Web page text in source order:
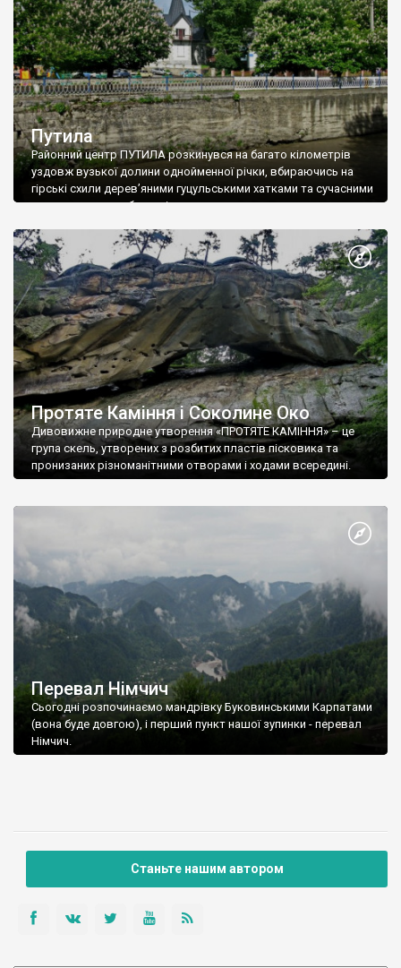
Путила
Районний центр ПУТИЛА розкинувся на багато кілометрів
уздовж вузької долини однойменної річки, вбираючись на
гірські схили дерев’яними гуцульськими хатками та сучасними
корпусами нових будинків.
Протяте Каміння і Соколине Око
Дивовижне природне утворення «ПРОТЯТЕ КАМІННЯ» – це
група скель, утворених з розбитих пластів пісковика та
пронизаних різноманітними отворами і ходами всередині.
Перевал Німчич
Сьогодні розпочинаємо мандрівку Буковинськими Карпатами
(вона буде довгою), і перший пункт нашої зупинки - перевал
Німчич.
Станьте нашим автором